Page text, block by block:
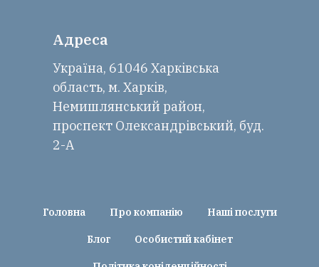
Адреса
Україна, 61046 Харківська
область, м. Харків,
Немишлянський район,
проспект Олександрівський, буд.
2-А
Головна Про компанію Наші послуги
Блог Особистий кабінет